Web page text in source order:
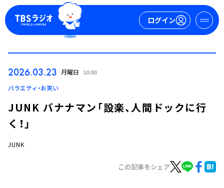
ログイン
ログイン
2026.03.23 月曜日 10:00
バラエティ・お笑い
JUNK バナナマン「設楽、人間ドックに行
く！」
JUNK
この記事をシェア